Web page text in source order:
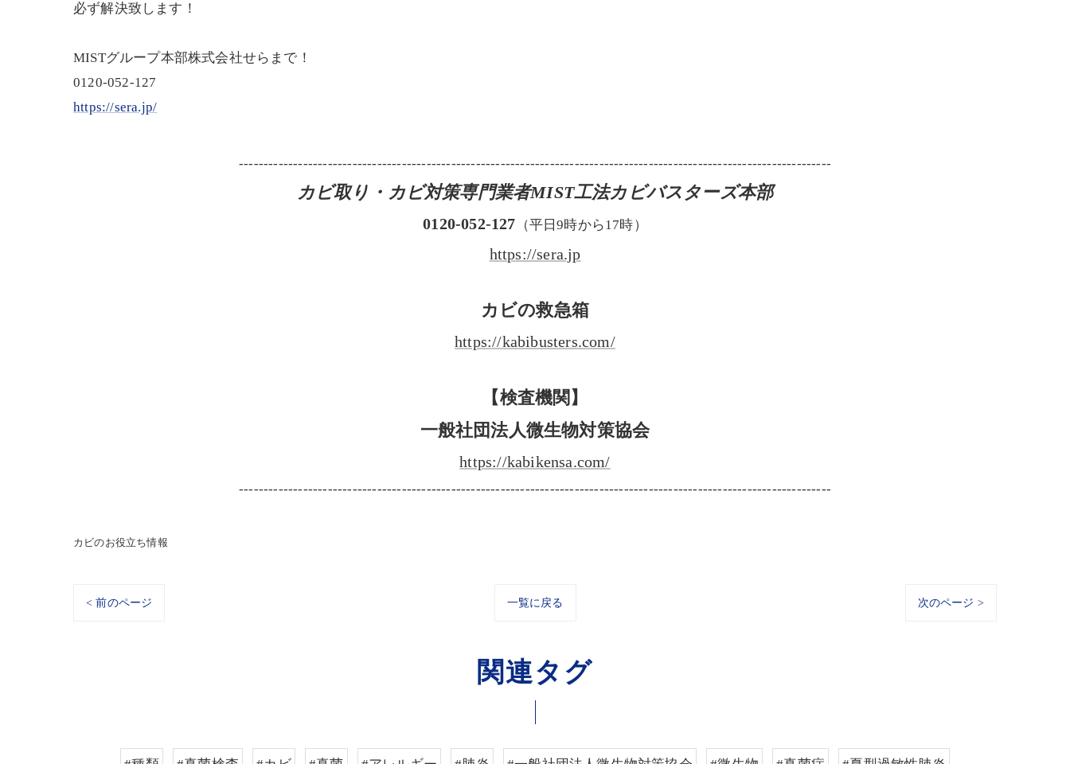
必ず解決致します！
MISTグループ本部株式会社せらまで！
0120-052-127
https://sera.jp/
------------------------------------------------------------------------------------------------------------------------
カビ取り・カビ対策専門業者MIST工法カビバスターズ本部
0120-052-127 （平日9時から17時）
https://sera.jp
カビの救急箱
https://kabibusters.com/
【検査機関】
一般社団法人微生物対策協会
https://kabikensa.com/
------------------------------------------------------------------------------------------------------------------------
カビのお役立ち情報
< 前のページ 一覧に戻る 次のページ >
関連タグ